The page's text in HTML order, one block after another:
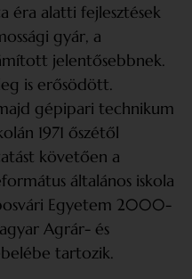
éra alatti fejlesztések
gyár, a
jelentősebbnek.
is erősödött.
gépipari technikum
1971 őszétől
követően a
általános iskola
Egyetem 2000-
Agrár- és
tartozik.